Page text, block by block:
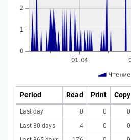
Period Read Print Copy
Last day 0 0 0
Last 30 days
4 0 0